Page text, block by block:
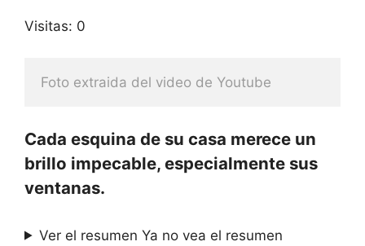
Visitas: 0
Foto extraida del video de Youtube
Cada esquina de su casa merece un
brillo impecable, especialmente sus
ventanas.
Ver el resumenYa no vea el resumen